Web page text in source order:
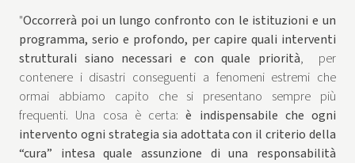
"Occorrerà poi un lungo confronto con le istituzioni e un
programma, serio e profondo, per capire quali interventi
strutturali siano necessari e con quale priorità, per
contenere i disastri conseguenti a fenomeni estremi che
ormai abbiamo capito che si presentano sempre più
frequenti. Una cosa è certa:è indispensabile che ogni
intervento ogni strategia sia adottata con il criterio della
“cura” intesa quale assunzione di una responsabilità